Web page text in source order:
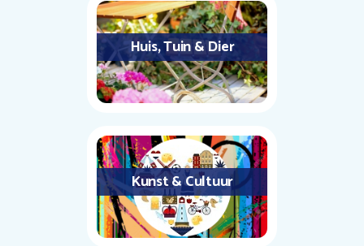
Huis, Tuin & Dier
Kunst & Cultuur